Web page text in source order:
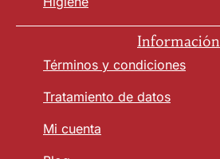
Información
Términos y condiciones
Tratamiento de datos
Mi cuenta